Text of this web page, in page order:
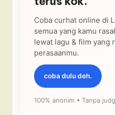
Coba curhat online di
semua yang kamu
lewat lagu & film yang
perasaanmu.
coba dulu deh.
100% anonim • Tanpa